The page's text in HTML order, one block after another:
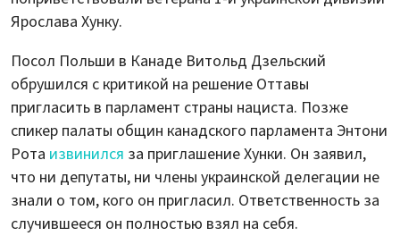
Ярослава Хунку.
Посол Польши в Канаде Витольд Дзельский
обрушился с критикой на решение Оттавы
пригласить в парламент страны нациста. Позже
спикер палаты общин канадского парламента Энтони
Рота извинился за приглашение Хунки. Он заявил,
что ни депутаты, ни члены украинской делегации не
знали о том, кого он пригласил. Ответственность за
случившееся он полностью взял на себя.